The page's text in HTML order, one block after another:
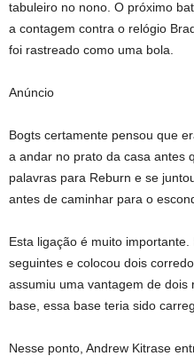
tabuleiro no nono. O próximo
a contagem contra o relógio
foi rastreado como uma bola.
Anúncio
Bogts certamente pensou que
a andar no prato da casa antes
palavras para Reburn e se
antes de caminhar para o
Esta ligação é muito
seguintes e colocou dois
assumiu uma vantagem de dois
base, essa base teria sido
Nesse ponto, Andrew Kitrase